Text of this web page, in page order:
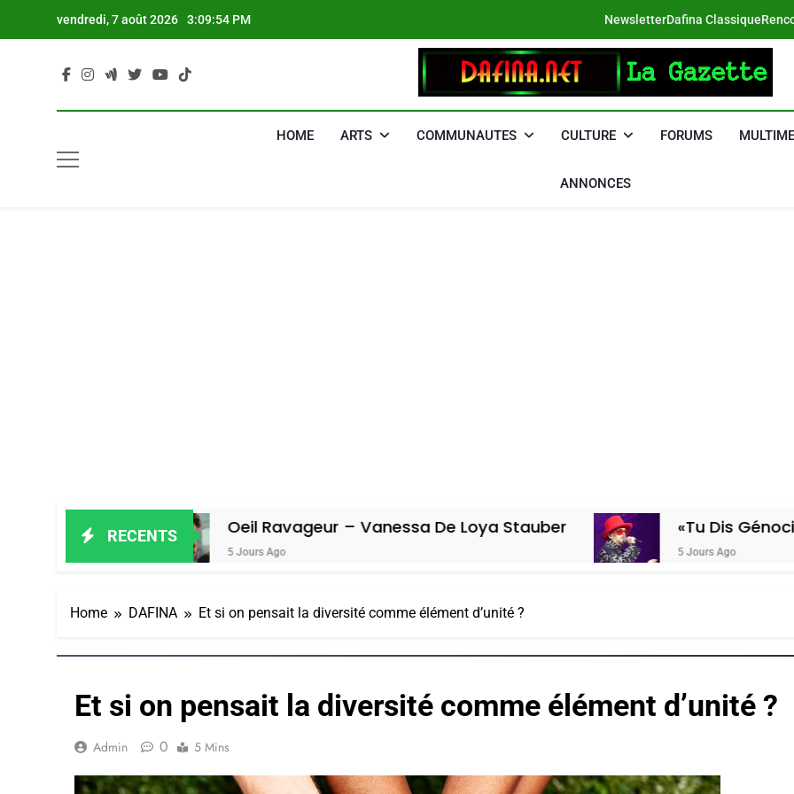
vendredi, 7 août 2026 3:09:55 PM NewsletterDafina Classique
DAFINA
HOME ARTS COMMUNAUTES CULTURE FORUMS
ANNONCES
RECENTS
Oeil Ravageur – Vanessa De Loya Stauber «Tu Dis Génocide, Je Dis
5 Jours Ago
Home DAFINA Et si on pensait la diversité comme élément d’unité ?
Et si on pensait la diversité comme élément d’unité ?
Admin 0 5 Mins